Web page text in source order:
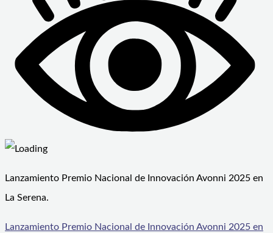
Lanzamiento Premio Nacional de Innovación Avonni 2025 en
La Serena.
Lanzamiento Premio Nacional de Innovación Avonni 2025 en